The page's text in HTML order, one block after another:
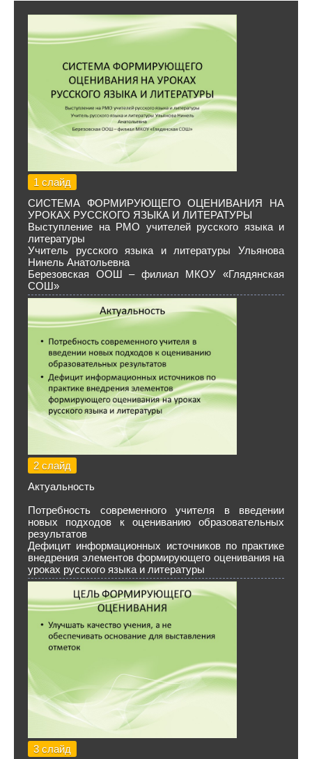
1 слайд
СИСТЕМА ФОРМИРУЮЩЕГО ОЦЕНИВАНИЯ НА
УРОКАХ РУССКОГО ЯЗЫКА И ЛИТЕРАТУРЫ
Выступление на РМО учителей русского языка и
литературы
Учитель русского языка и литературы Ульянова
Нинель Анатольевна
Березовская ООШ – филиал МКОУ «Глядянская
СОШ»
2 слайд
Актуальность
Потребность современного учителя в введении
новых подходов к оцениванию образовательных
результатов
Дефицит информационных источников по практике
внедрения элементов формирующего оценивания на
уроках русского языка и литературы
3 слайд